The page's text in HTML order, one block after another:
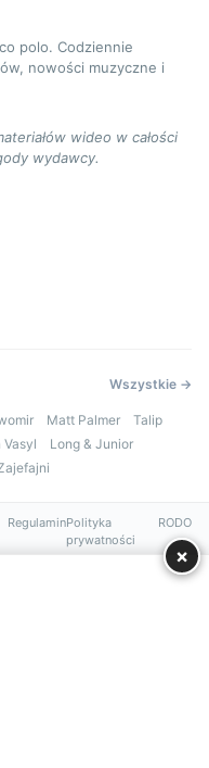
polo. Codziennie
nowości muzyczne i
wideo w całości
wydawcy.
Wszystkie →
Matt Palmer
Talip
Vasyl
Long & Junior
RegulaminPolityka
prywatności
RODO
×